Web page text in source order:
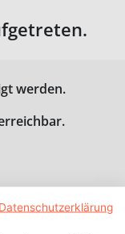
werden.
Datenschutzerklärung